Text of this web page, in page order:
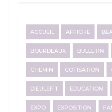
ACCUEIL AFFICHE
BOURDEAUX BULLETIN
CHEMIN COTISATION
DIEULEFIT EDUCATION
EXPO EXPOSITION